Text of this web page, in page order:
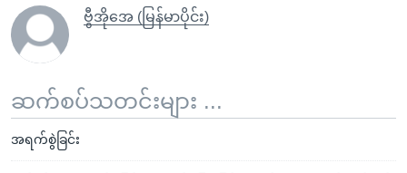
ဗွီအိုအေ (မြန်မာပိုင်း)
ဆက်စပ်သတင်းများ ...
အရက်စွဲခြင်း